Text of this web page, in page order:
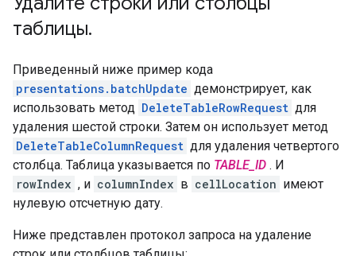
таблицы.
Приведенный ниже пример кода
presentations.batchUpdate демонстрирует, как
использовать метод DeleteTableRowRequest для
удаления шестой строки. Затем он использует метод
DeleteTableColumnRequest для удаления четвертого
столбца. Таблица указывается по TABLE_ID . И
rowIndex , и columnIndex в cellLocation имеют
нулевую отсчетную дату.
Ниже представлен протокол запроса на удаление